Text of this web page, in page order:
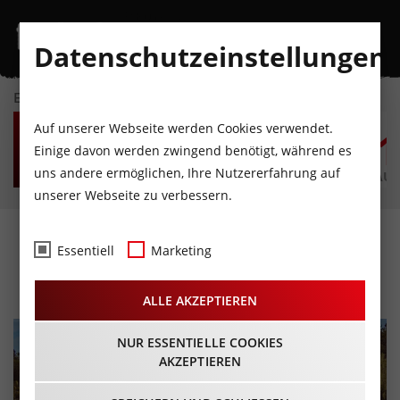
EVENTKALENDER
SA
8
AUGUST
SO
9
AUGUST
MO
10
AUGUST
DI
11
AUGUST
MI
12
AUGUST
Sunset 47 – Swim & Party
12.06.2026 - Beginn 17:00 Uhr
Datenschutzeinstellungen
Auf unserer Webseite werden Cookies verwendet.
Einige davon werden zwingend benötigt, während es
uns andere ermöglichen, Ihre Nutzererfahrung auf
unserer Webseite zu verbessern.
Essentiell Marketing
ALLE AKZEPTIEREN
NUR ESSENTIELLE COOKIES
AKZEPTIEREN